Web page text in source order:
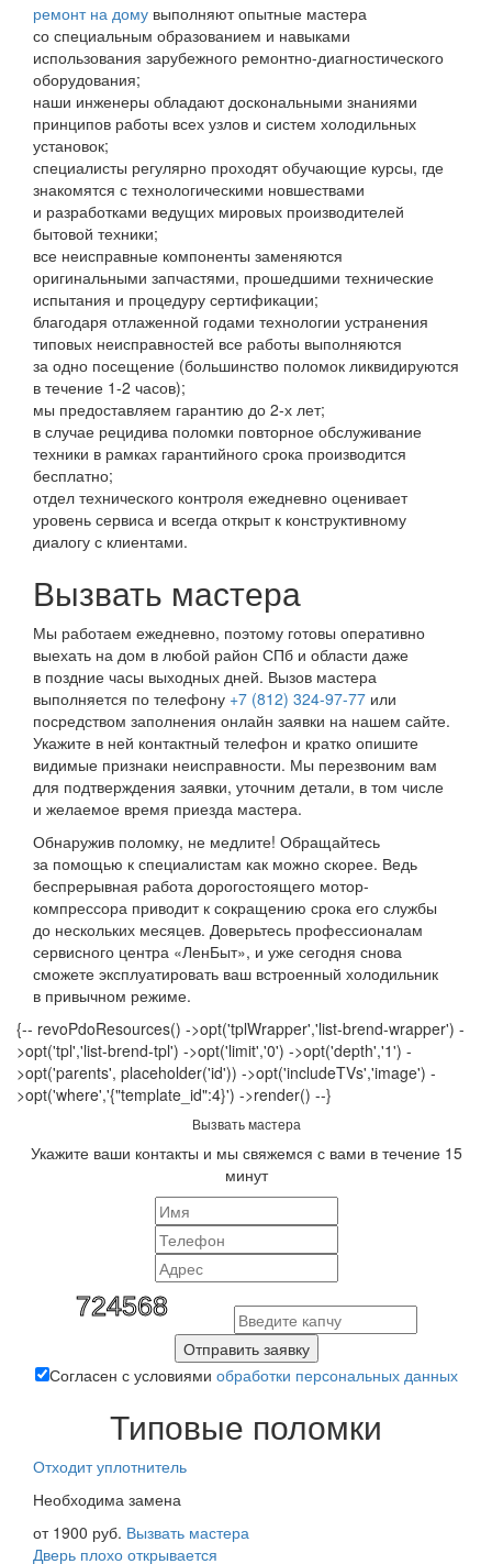
ремонт на дому выполняют опытные мастера
со специальным образованием и навыками
использования зарубежного ремонтно-диагностического
оборудования;
наши инженеры обладают доскональными знаниями
принципов работы всех узлов и систем холодильных
установок;
специалисты регулярно проходят обучающие курсы, где
знакомятся с технологическими новшествами
и разработками ведущих мировых производителей
бытовой техники;
все неисправные компоненты заменяются
оригинальными запчастями, прошедшими технические
испытания и процедуру сертификации;
благодаря отлаженной годами технологии устранения
типовых неисправностей все работы выполняются
за одно посещение (большинство поломок ликвидируются
в течение 1-2 часов);
мы предоставляем гарантию до 2-х лет;
в случае рецидива поломки повторное обслуживание
техники в рамках гарантийного срока производится
бесплатно;
отдел технического контроля ежедневно оценивает
уровень сервиса и всегда открыт к конструктивному
диалогу с клиентами.
Вызвать мастера
Мы работаем ежедневно, поэтому готовы оперативно
выехать на дом в любой район СПб и области даже
в поздние часы выходных дней. Вызов мастера
выполняется по телефону +7 (812) 324-97-77 или
посредством заполнения онлайн заявки на нашем сайте.
Укажите в ней контактный телефон и кратко опишите
видимые признаки неисправности. Мы перезвоним вам
для подтверждения заявки, уточним детали, в том числе
и желаемое время приезда мастера.
Обнаружив поломку, не медлите! Обращайтесь
за помощью к специалистам как можно скорее. Ведь
беспрерывная работа дорогостоящего мотор-
компрессора приводит к сокращению срока его службы
до нескольких месяцев. Доверьтесь профессионалам
сервисного центра «ЛенБыт», и уже сегодня снова
сможете эксплуатировать ваш встроенный холодильник
в привычном режиме.
{-- revoPdoResources() ->opt('tplWrapper','list-brend-wrapper') -
>opt('tpl','list-brend-tpl') ->opt('limit','0') ->opt('depth','1') -
>opt('parents', placeholder('id')) ->opt('includeTVs','image') -
>opt('where','{"template_id":4}') ->render() --}
Вызвать мастера
Укажите ваши контакты и мы свяжемся с вами в течение 15
минут
Отправить заявку
Согласен с условиями обработки персональных данных
Типовые поломки
Отходит уплотнитель
Необходима замена
от 1900 руб. Вызвать мастера
Дверь плохо открывается